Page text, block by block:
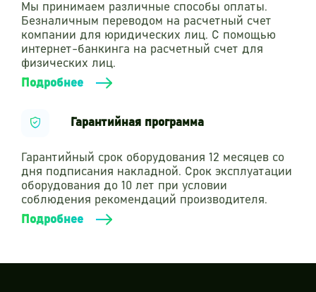
Вся конструкция имеет скругленные
безопасные углы и края. Все металлические
элементы окрашены полимерным порошковым
покрытием. Крепеж игрового элемента
изготовлен из нержавеющей стали 304. Все
болтовые соединения закрыты пластиковыми
занятий.
закладных деталей, которые крепятся к
опорным столбам и бетонируются в грунт не
менее 400 мм.
Соответствует общим требованиям
технического регламента Евразийского
(ТР ЕАЭС 042/2017).
Мы принимаем различные способы оплаты.
Безналичным переводом на расчетный счет
компании для юридических лиц. С помощью
интернет-банкинга на расчетный счет для
физических лиц.
Подробнее
Гарантийная программа
Гарантийный срок оборудования 12 месяцев со
дня подписания накладной. Срок эксплуатации
оборудования до 10 лет при условии
соблюдения рекомендаций производителя.
Подробнее